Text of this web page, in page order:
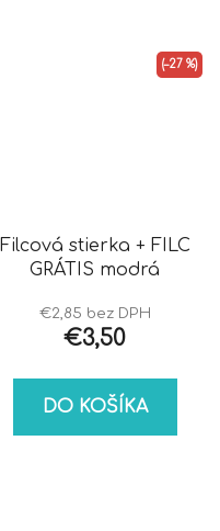
Filcová stierka + FILC
GRÁTIS modrá
€2,85 bez DPH
€3,50
(–27 %)
DO KOŠÍKA